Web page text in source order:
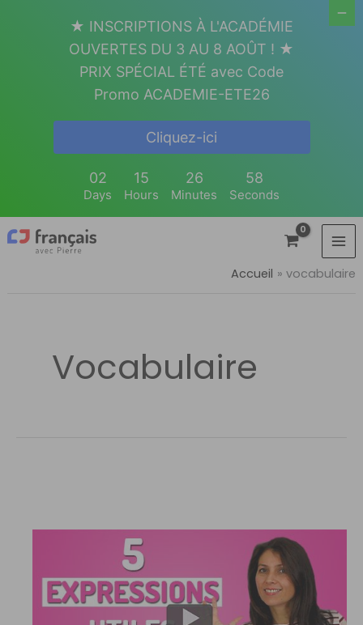
Accueil vocabulaire
Vocabulaire
★ INSCRIPTIONS À L'ACADÉMIE
OUVERTES DU 3 AU 8 AOÛT ! ★
PRIX SPÉCIAL ÉTÉ avec Code
Promo ACADEMIE-ETE26
Cliquez-ici
02
Days
15
Hours
26
Minutes
58
Seconds